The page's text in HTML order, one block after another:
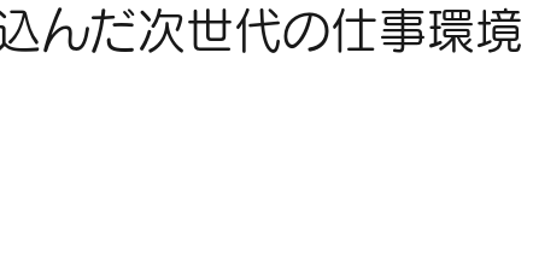
んだ次世代の仕事環境